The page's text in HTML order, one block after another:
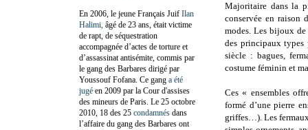
Majoritaire dans la
conservée en raison
modes. Les bijoux
des principaux
siècle : bagues,
costume féminin et
Ces « ensembles
formé d’une pierre
griffes…). Les
En 2006, le jeune Français Juif Ilan
Halimi, âgé de 23 ans, était victime
de rapt, de séquestration
accompagnée d’actes de torture et
d’assassinat antisémite, commis par
le gang des Barbares dirigé par
Youssouf Fofana. Ce gang a été
jugé en 2009 par la Cour d'assises
des mineurs de Paris. Le 25 octobre
2010, 18 des 25 condamnés dans
l’affaire du gang des Barbares ont